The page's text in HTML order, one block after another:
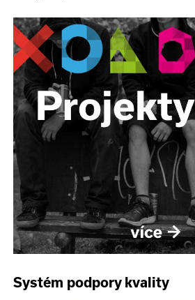
Systém podpory kvality